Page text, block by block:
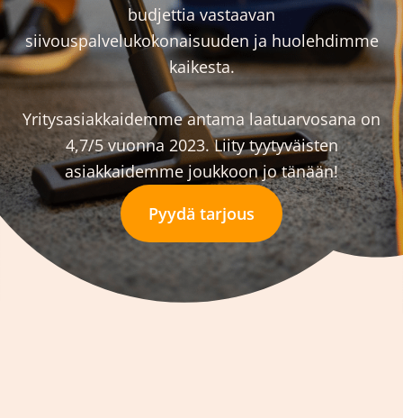
budjettia vastaavan
siivouspalvelukokonaisuuden ja huolehdimme
kaikesta.
Yritysasiakkaidemme antama laatuarvosana on
4,7/5 vuonna 2023. Liity tyytyväisten
asiakkaidemme joukkoon jo tänään!
Pyydä tarjous